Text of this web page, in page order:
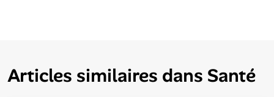
Articles similaires dans Santé